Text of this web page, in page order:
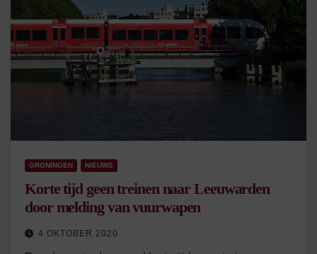
GRONINGEN NIEUWS
Korte tijd geen treinen naar Leeuwarden
door melding van vuurwapen
4 OKTOBER 2020